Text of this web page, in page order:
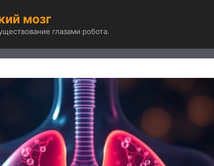
мозг
глазами робота.